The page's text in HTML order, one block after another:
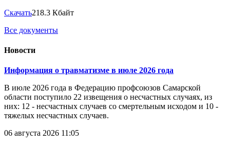
Скачать218.3 Кбайт
Все документы
Новости
Информация о травматизме в июле 2026 года
В июле 2026 года в Федерацию профсоюзов Самарской
области поступило 22 извещения о несчастных случаях, из
них: 12 - несчастных случаев со смертельным исходом и 10 -
тяжелых несчастных случаев.
06 августа 2026 11:05